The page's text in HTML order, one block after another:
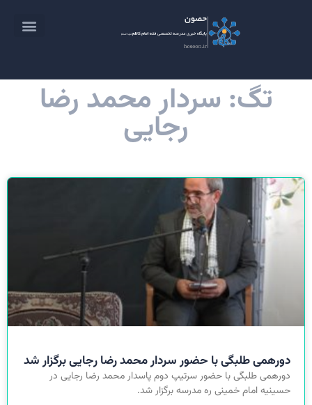
تگ: سردار محمد رضا
رجایی
دورهمی طلبگی با حضور سردار محمد رضا رجایی برگزار شد
دورهمی طلبگی با حضور سرتیپ دوم پاسدار محمد رضا رجایی در
حسینیه امام خمینی ره مدرسه برگزار شد.